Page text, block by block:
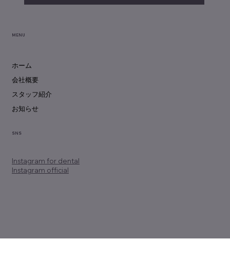
Instagram for dental
Instagram official
SNS
ホーム
会社概要
スタッフ紹介
お知らせ
MENU